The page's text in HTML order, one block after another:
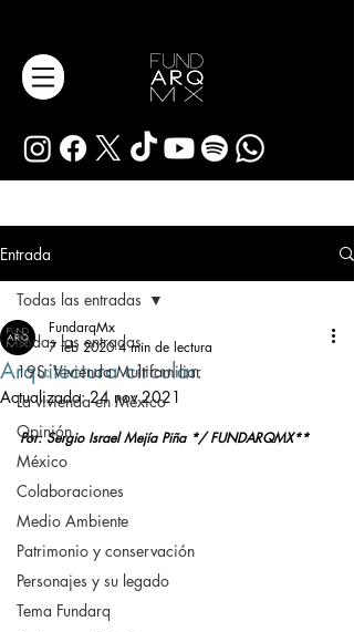
Entrada
Todas las entradas
19S: Vivienda Multifamiliar
La vivienda en México
Opinión
México
Colaboraciones
Medio Ambiente
Patrimonio y conservación
Personajes y su legado
Tema Fundarq
Todas las entradas
Arquitectura circular.
FundarqMx
7 feb 2020 4 min de lectura
Actualizado:24 nov 2021
Por: Sergio Israel Mejía Piña */ FUNDARQMX**